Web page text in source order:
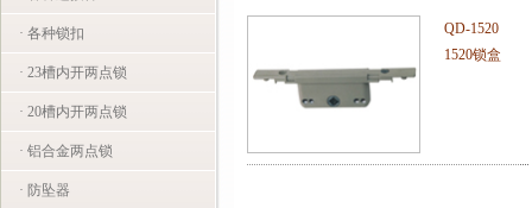
· 各种锁扣
· 23槽内开两点锁
· 20槽内开两点锁
· 铝合金两点锁
· 防坠器
QD-1520
1520锁盒